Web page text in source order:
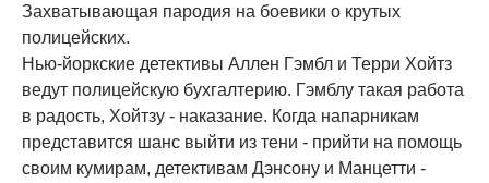
Захватывающая пародия на боевики о крутых
полицейских.
Нью-йоркские детективы Аллен Гэмбл и Терри Хойтз
ведут полицейскую бухгалтерию. Гэмблу такая работа
в радость, Хойтзу - наказание. Когда напарникам
представится шанс выйти из тени - прийти на помощь
своим кумирам, детективам Дэнсону и Манцетти -